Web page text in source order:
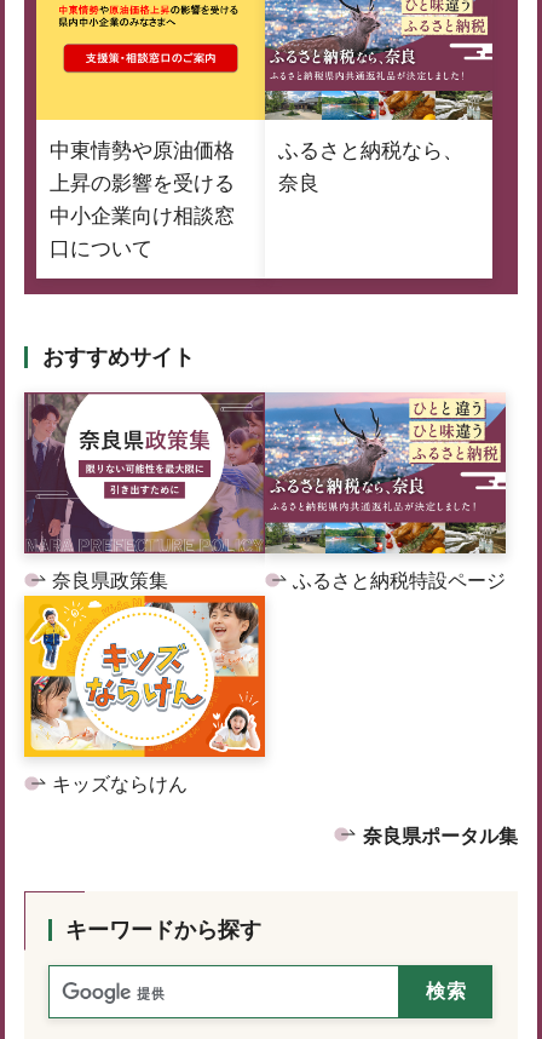
中東情勢や原油価格
上昇の影響を受ける
中小企業向け相談窓
口について
ふるさと納税なら、
奈良
おすすめサイト
奈良県政策集 ふるさと納税特設ページ
キッズならけん
奈良県ポータル集
キーワードから探す